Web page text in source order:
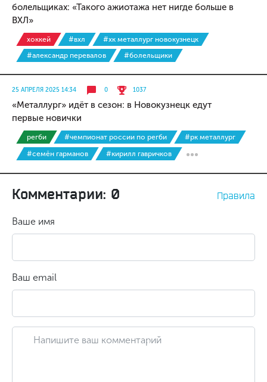
болельщиках: «Такого ажиотажа нет нигде больше в
ВХЛ»
хоккей #вхл
#хк металлург новокузнецк
#александр перевалов
#болельщики
25 АПРЕЛЯ 2025 14:34 0 1037
«Металлург» идёт в сезон: в Новокузнецк едут
первые новички
регби #чемпионат россии по регби
#рк металлург
#семён гарманов
#кирилл гавричков
Комментарии: 0 Правила
Ваше имя
Ваш email